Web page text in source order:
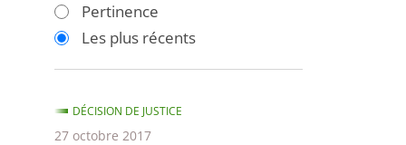
filtres
après
filtres
Pertinence
Les plus récents
DÉCISION DE JUSTICE
27 octobre 2017